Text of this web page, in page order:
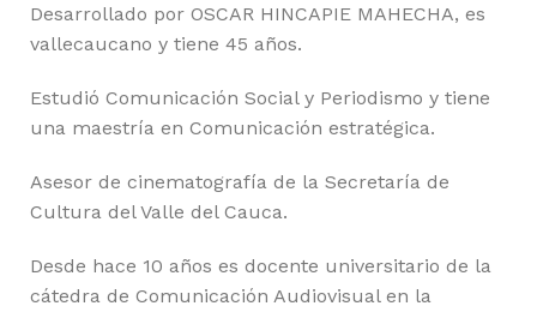
Desarrollado por OSCAR HINCAPIE MAHECHA, es
vallecaucano y tiene 45 años.
Estudió Comunicación Social y Periodismo y tiene
una maestría en Comunicación estratégica.
Asesor de cinematografía de la Secretaría de
Cultura del Valle del Cauca.
Desde hace 10 años es docente universitario de la
cátedra de Comunicación Audiovisual en la